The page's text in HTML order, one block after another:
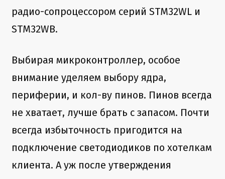
радио-сопроцессором серий STM32WL и
STM32WB.
Выбирая микроконтроллер, особое
внимание уделяем выбору ядра,
периферии, и кол-ву пинов. Пинов всегда
не хватает, лучше брать с запасом. Почти
всегда избыточность пригодится на
подключение светодиодиков по хотелкам
клиента. А уж после утверждения